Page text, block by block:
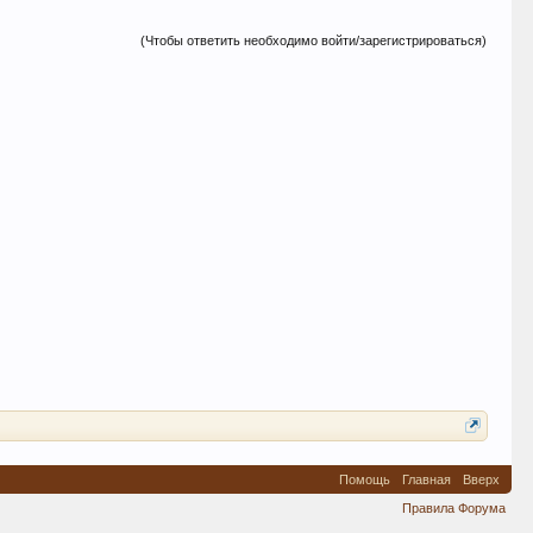
(Чтобы ответить необходимо войти/зарегистрироваться)
Помощь Главная
Вверх
Правила Форума